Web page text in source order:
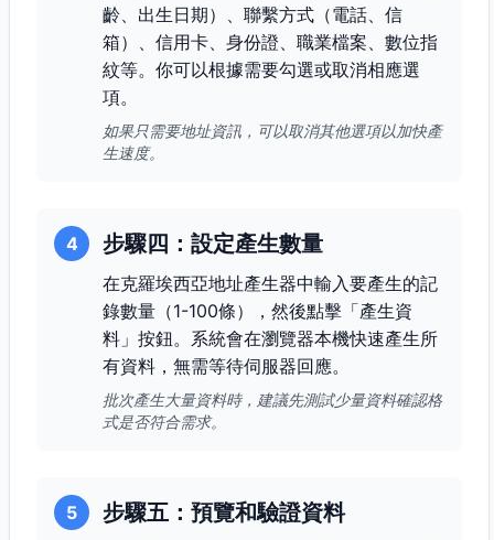
齡、出生日期）、聯繫方式（電話、信
箱）、信用卡、身份證、職業檔案、數位指
紋等。你可以根據需要勾選或取消相應選
項。
如果只需要地址資訊，可以取消其他選項以加快產
生速度。
4 步驟四：設定產生數量
在克羅埃西亞地址產生器中輸入要產生的記
錄數量（1-100條），然後點擊「產生資
料」按鈕。系統會在瀏覽器本機快速產生所
有資料，無需等待伺服器回應。
批次產生大量資料時，建議先測試少量資料確認格
式是否符合需求。
5 步驟五：預覽和驗證資料